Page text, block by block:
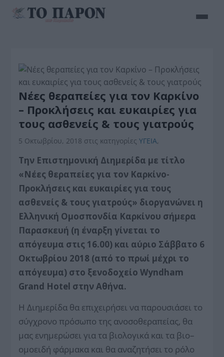
Νέες θεραπείες για τον Καρκίνο
– Προκλήσεις και ευκαιρίες για
τους ασθενείς & τους γιατρούς
5 Οκτωβρίου, 2018 στις κατηγορίεςΥΓΕΙΑ,
Την Επιστημονική Διημερίδα με τίτλο
«Νέες θεραπείες για τον Καρκίνο-
Προκλήσεις και ευκαιρίες για τους
ασθενείς & τους γιατρούς» διοργανώνει η
Ελληνική Ομοσπονδία Καρκίνου σήμερα
Παρασκευή (η έναρξη γίνεται το
απόγευμα στις 16.00) και αύριο Σάββατο 6
Οκτωβρίου 2018 (από το πρωί μέχρι το
απόγευμα) στο ξενοδοχείο Wyndham
Grand Hotel στην Αθήνα.
Η Διημερίδα θα επιχειρήσει να παρουσιάσει το
σύγχρονο πρόσωπο της ανοσοθεραπείας, θα
μας ενημερώσει για τα βιολογικά και τα βιο–
ομοειδή φάρμακα και θα αναζητήσει το ρόλο